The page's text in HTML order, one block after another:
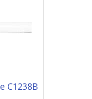
C1238B